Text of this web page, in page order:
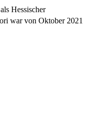
Hessischer
war von Oktober 2021